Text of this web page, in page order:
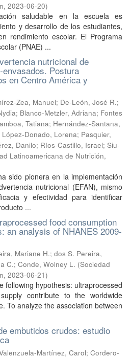
, 2023-06-20)
saludable en la escuela es
y desarrollo de los estudiantes,
rendimiento escolar. El Programa
(PNAE) ...
nutricional de
Postura
en Centro América y
Zea, Manuel; De-León, José R.;
; Blanco-Metzler, Adriana; Fontes
Tatiana; Hernández-Santana,
López-Donado, Lorena; Pasquier,
Danilo; Ríos-Castillo, Israel; Siu-
Latinoamericana de Nutrición,
sido pionera en la implementación
nutricional (EFAN), mismo
y efectividad para identificar
...
food consumption
an analysis of NHANES 2009-
Mariane H.; dos S. Pereira,
C.; Conde, Wolney L. (Sociedad
, 2023-06-21)
following hypothesis: ultraprocessed
contribute to the worldwide
To analyze the association between
embutidos crudos: estudio
Martínez, Carol; Cordero-